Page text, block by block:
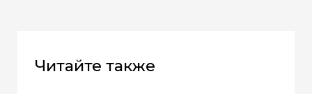
Читайте также